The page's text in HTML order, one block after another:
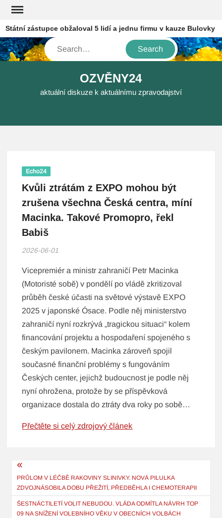
Skip
content
zástupce obžaloval 5 lidí a jednu firmu v kauze Bulovky
Search
OZVĚNY24
aktuální diskuze k aktuálnímu zpravodajství
Echo24
Kvůli ztrátám z EXPO mohou být
zrušena všechna Česká centra, míní
Macinka. Takové Promopro, řekl
Babiš
2026-06-01
Vicepremiér a ministr zahraničí Petr Macinka
(Motoristé sobě) v pondělí po vládě zkritizoval
průběh české účasti na světové výstavě EXPO
2025 v japonské Ósace. Podle něj ministerstvo
zahraničí nyní rozkrývá „tragickou situaci“ kolem
financování projektu a hospodaření spojeného s
českým pavilonem. Macinka zároveň spojil
současné finanční problémy s fungováním
Českých center, jejichž budoucnost je podle něj
nyní ohrožena, protože by se příspěvková
organizace dostala do ztráty dva roky po sobě…
Přečtěte si celý zdrojový článek
Navigace
pro
příspěvek
PRŮLOM V LÉČBĚ RAKOVINY SLINIVKY. NOVÁ PILULKA
ZDVOJNÁSOBILA DOBU PŘEŽITÍ, PŘEDBĚHLA I CHEMOTERAPII
ŠESTNÁCTILETÍ VOLIT NEBUDOU. VLÁDA ODMÍTLA NÁVRH TOP
09 NA SNÍŽENÍ VOLEBNÍHO VĚKU V OBECNÍCH VOLBÁCH